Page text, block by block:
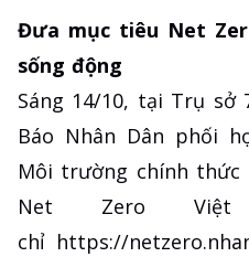
Đưa mục tiêu Net
sống động
Sáng 14/10, tại Trụ sở
Báo Nhân Dân phối
Môi trường chính
Net Zero
chỉ https://